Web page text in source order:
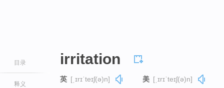
目录
释义
irritation
英 [ˌɪrɪˈteɪʃ(ə)n] 美 [ˌɪrɪˈteɪʃ(ə)n]